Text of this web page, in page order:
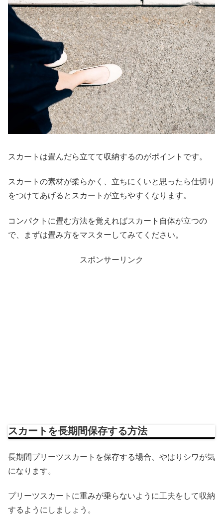
スカートは畳んだら立てて収納するのがポイントです。
スカートの素材が柔らかく、立ちにくいと思ったら仕切り
をつけてあげるとスカートが立ちやすくなります。
コンパクトに畳む方法を覚えればスカート自体が立つの
で、まずは畳み方をマスターしてみてください。
スポンサーリンク
スカートを長期間保存する方法
長期間プリーツスカートを保存する場合、やはりシワが気
になります。
プリーツスカートに重みが乗らないように工夫をして収納
するようにしましょう。